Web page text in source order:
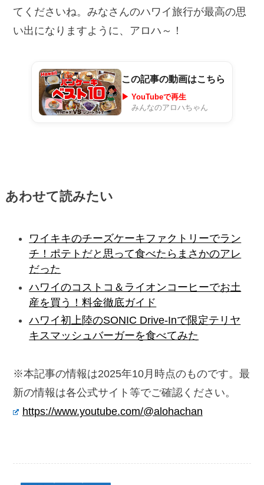
てくださいね。みなさんのハワイ旅行が最高の思
い出になりますように、アロハ～！
この記事の動画はこちら
▶ YouTubeで再生
みんなのアロハちゃん
あわせて読みたい
ワイキキのチーズケーキファクトリーでラン
チ！ポテトだと思って食べたらまさかのアレ
だった
ハワイのコストコ＆ライオンコーヒーでお土
産を買う！料金徹底ガイド
ハワイ初上陸のSONIC Drive-Inで限定テリヤ
キスマッシュバーガーを食べてみた
※本記事の情報は2025年10月時点のものです。最
新の情報は各公式サイト等でご確認ください。
https://www.youtube.com/@alohachan